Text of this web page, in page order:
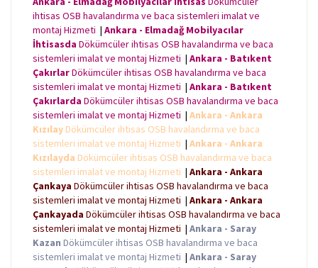
ihtisas OSB havalandırma ve baca sistemleri imalat ve
montaj Hizmeti | Ankara - Elmadağ Mobilyacılar
İhtisasda Dökümcüler ihtisas OSB havalandırma ve baca
sistemleri imalat ve montaj Hizmeti | Ankara - Batıkent
ÇakırlarDökümcüler ihtisas OSB havalandırma ve baca
sistemleri imalat ve montaj Hizmeti | Ankara - Batıkent
Çakırlarda Dökümcüler ihtisas OSB havalandırma ve baca
sistemleri imalat ve montaj Hizmeti | Ankara - Ankara
Kızılay Dökümcüler ihtisas OSB havalandırma ve baca
sistemleri imalat ve montaj Hizmeti | Ankara - Ankara
Kızılayda Dökümcüler ihtisas OSB havalandırma ve baca
sistemleri imalat ve montaj Hizmeti | Ankara - Ankara
Çankaya Dökümcüler ihtisas OSB havalandırma ve baca
sistemleri imalat ve montaj Hizmeti | Ankara - Ankara
Çankayada Dökümcüler ihtisas OSB havalandırma ve baca
sistemleri imalat ve montaj Hizmeti | Ankara - Saray
Kazan Dökümcüler ihtisas OSB havalandırma ve baca
sistemleri imalat ve montaj Hizmeti | Ankara - Saray